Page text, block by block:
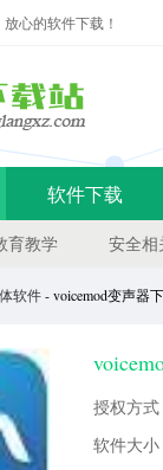
心的软件下载！
软件下载
育教学 安全相
软件- voicemod变声器
授权方
软件大小